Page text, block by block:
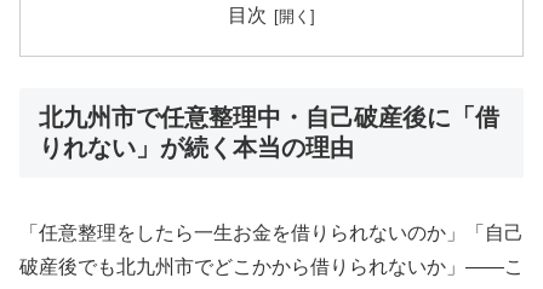
目次
北九州市で任意整理中・自己破産後に「借
りれない」が続く本当の理由
「任意整理をしたら一生お金を借りられないのか」「自己
破産後でも北九州市でどこかから借りられないか」——こ